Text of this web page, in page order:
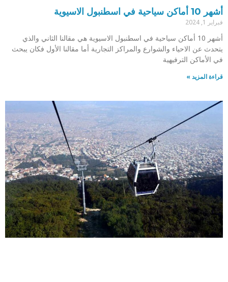
أشهر 10 أماكن سياحية في اسطنبول الاسيوية
فبراير 1, 2024
أشهر 10 أماكن سياحية في اسطنبول الاسيوية هي مقالنا الثاني والذي
يتحدث عن الاحياء والشوارع والمراكز التجارية أما مقالنا الأول فكان يبحث
في الأماكن الترفيهية
قراءة المزيد »